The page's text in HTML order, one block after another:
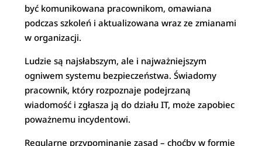
być komunikowana pracownikom, omawiana
podczas szkoleń i aktualizowana wraz ze zmianami
w organizacji.
Ludzie są najsłabszym, ale i najważniejszym
ogniwem systemu bezpieczeństwa. Świadomy
pracownik, który rozpoznaje podejrzaną
wiadomość i zgłasza ją do działu IT, może zapobiec
poważnemu incydentowi.
Regularne przypominanie zasad – choćby w formie